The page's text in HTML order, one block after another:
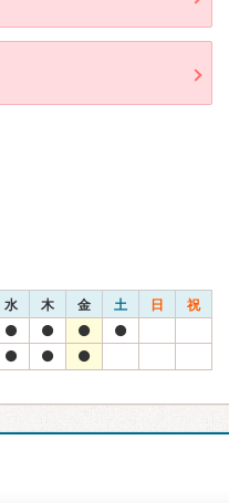
水 木 金 土 日 祝